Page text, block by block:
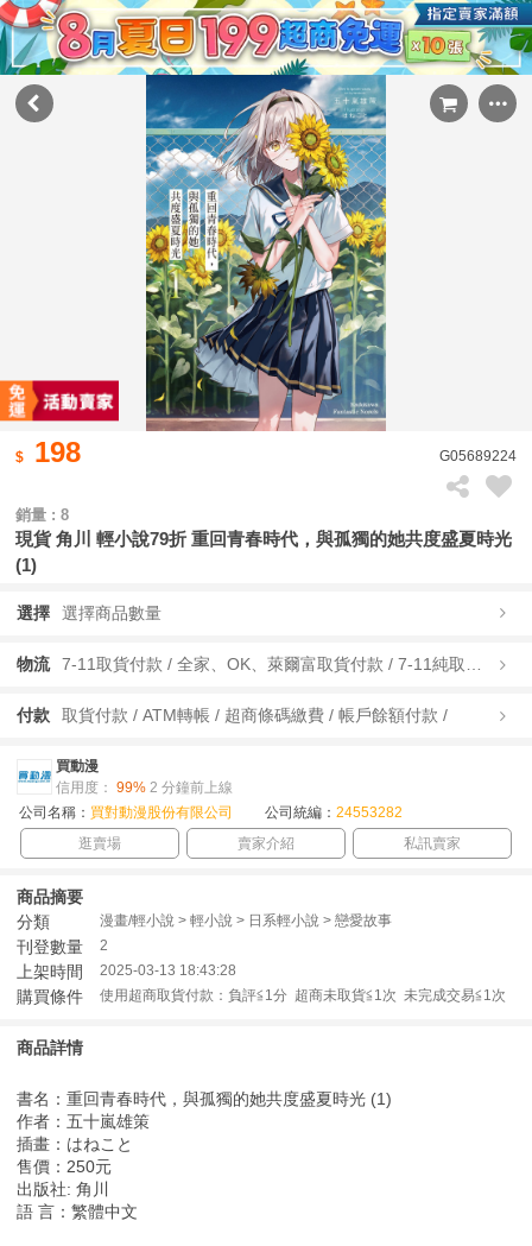
198 G05689224
銷量 : 8
現貨 角川 輕小說79折 重回青春時代，與孤獨的她共度盛夏時光
(1)
選擇 選擇商品數量
物流
付款 取貨付款 / ATM轉帳 / 超商條碼繳費 / 帳戶餘額付款 /
買動漫
信用度： 99% 2 分鐘前上線
公司名稱： 買對動漫股份有限公司 公司統編： 24553282
逛賣場
賣家介紹 私訊賣家
商品摘要
分類
漫畫/輕小說 > 輕小說 > 日系輕小說 > 戀愛故事
刊登數量 2
上架時間 2025-03-13 18:43:28
購買條件 使用超商取貨付款：負評≦1分 超商未取貨≦1次 未完成交易≦1次
商品詳情
書名：重回青春時代，與孤獨的她共度盛夏時光 (1)
作者：五十嵐雄策
插畫：はねこと
售價：250元
出版社: 角川
語 言：繁體中文